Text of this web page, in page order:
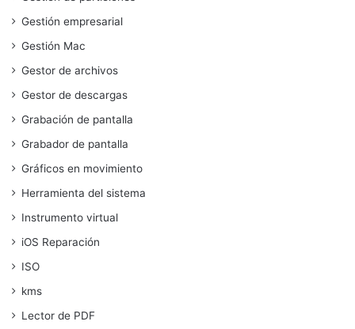
Gestión empresarial
Gestión Mac
Gestor de archivos
Gestor de descargas
Grabación de pantalla
Grabador de pantalla
Gráficos en movimiento
Herramienta del sistema
Instrumento virtual
iOS Reparación
ISO
kms
Lector de PDF